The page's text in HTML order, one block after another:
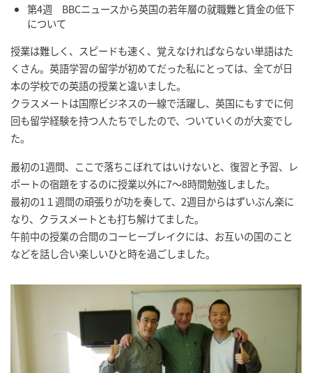
第4週 BBCニュースから英国の若年層の就職難と賃金の低下
について
授業は難しく、スピードも速く、覚えなければならない単語はた
くさん。英語学習の留学が初めてだった私にとっては、全てが日
本の学校での英語の授業と違いました。
クラスメートは国際ビジネスの一線で活躍し、英国にもすでに何
回も留学経験を持つ人たちでしたので、ついていくのが大変でし
た。
最初の1週間、ここで落ちこぼれてはいけないと、復習と予習、レ
ポートの宿題をするのに授業以外に7～8時間勉強しました。
最初の1１週間の頑張りが功を奏して、2週目からはずいぶん楽に
なり、クラスメートとも打ち解けてました。
午前中の授業の合間のコーヒーブレイクには、お互いの国のこと
などを話し合い楽しいひと時を過ごしました。